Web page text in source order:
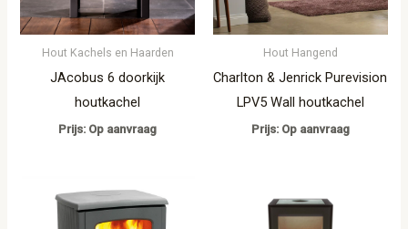
Hout Kachels en Haarden
JAcobus 6 doorkijk
houtkachel
Prijs: Op aanvraag
Hout Hangend
Charlton & Jenrick Purevision
LPV5 Wall houtkachel
Prijs: Op aanvraag